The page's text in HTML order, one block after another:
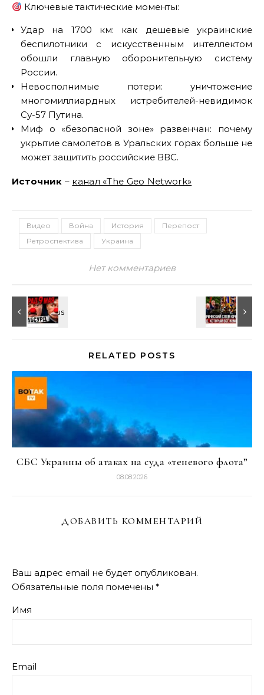
Ключевые тактические моменты:
Удар на 1700 км: как дешевые украинские
беспилотники с искусственным интеллектом
обошли главную оборонительную систему
России.
Невосполнимые потери: уничтожение
многомиллиардных истребителей-невидимок
Су-57 Путина.
Миф о «безопасной зоне» развенчан: почему
укрытие самолетов в Уральских горах больше не
может защитить российские ВВС.
Источник – канал «The Geo Network»
Видео Война История
Перепост
Ретроспектива
Украина
Нет комментариев
RELATED POSTS
СБС Украины об атаках на суда «теневого флота”
08.08.2026
ДОБАВИТЬ КОММЕНТАРИЙ
Ваш адрес email не будет опубликован.
Обязательные поля помечены *
Имя
Email